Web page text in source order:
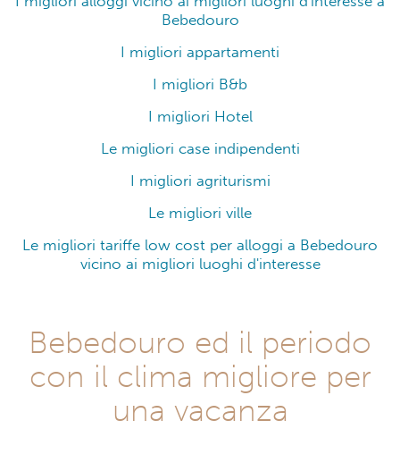
Bebedouro
I migliori appartamenti
I migliori B&b
I migliori Hotel
Le migliori case indipendenti
I migliori agriturismi
Le migliori ville
Le migliori tariffe low cost per alloggi a Bebedouro
vicino ai migliori luoghi d'interesse
Bebedouro ed il periodo
con il clima migliore per
una vacanza